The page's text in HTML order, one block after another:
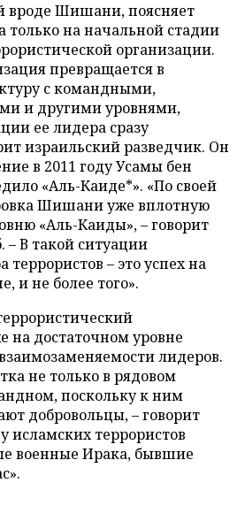
вроде Шишани, поясняет
на начальной стадии
организации.
превращается в
с командными,
и другими уровнями,
ее лидера сразу
израильский разведчик. Он
в 2011 году Усамы бен
«Аль-Каиде*». «По своей
Шишани уже вплотную
«Аль-Каиды», – говорит
– В такой ситуации
– это успех на
и не более того».
на достаточном уровне
лидеров.
не только в рядовом
поскольку к ним
добровольцы, – говорит
исламских террористов
военные Ирака, бывшие